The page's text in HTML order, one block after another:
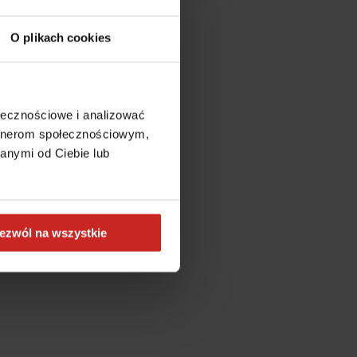
O plikach cookies
i analizować
społecznościowym,
od Ciebie lub
na wszystkie
information).